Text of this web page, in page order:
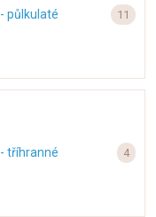
půlkulaté 11
tříhranné 4